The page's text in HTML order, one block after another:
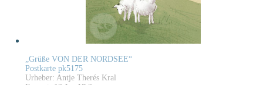
„Grüße VON DER NORDSEE“
Postkarte pk5175
Urheber: Antje Therés Kral